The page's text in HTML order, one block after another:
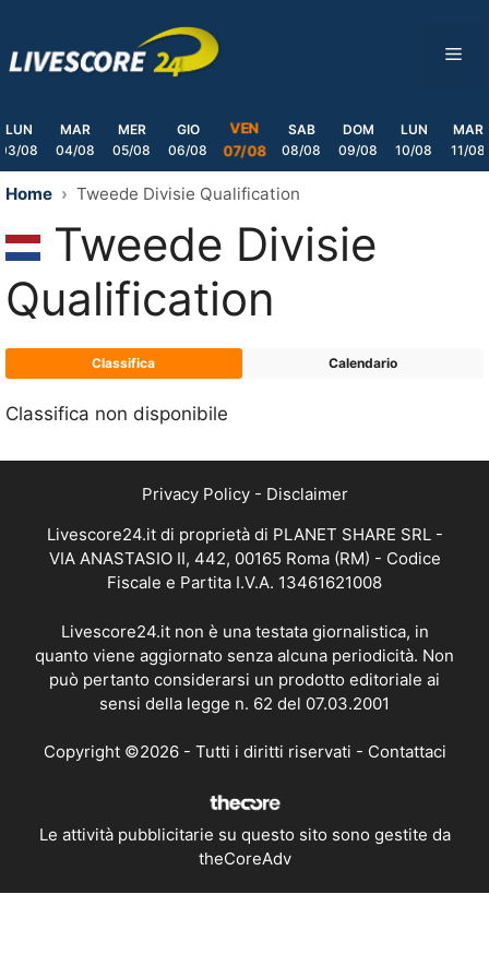
content
LUN
03/08
MAR
04/08
MER
05/08
GIO
06/08
VEN
07/08
SAB
08/08
DOM
09/08
LUN
10/08
MAR
11/08
Home Tweede Divisie Qualification
Tweede Divisie
Qualification
Classifica Calendario
Classifica non disponibile
Privacy Policy- Disclaimer
Livescore24.it di proprietà di PLANET SHARE SRL -
VIA ANASTASIO II, 442, 00165 Roma (RM) - Codice
Fiscale e Partita I.V.A. 13461621008
Livescore24.it non è una testata giornalistica, in
quanto viene aggiornato senza alcuna periodicità. Non
può pertanto considerarsi un prodotto editoriale ai
sensi della legge n. 62 del 07.03.2001
Copyright ©2026 - Tutti i diritti riservati - Contattaci
Le attività pubblicitarie su questo sito sono gestite da
theCoreAdv